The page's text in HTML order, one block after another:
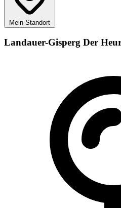
Mein Standort
Landauer-Gisperg Der